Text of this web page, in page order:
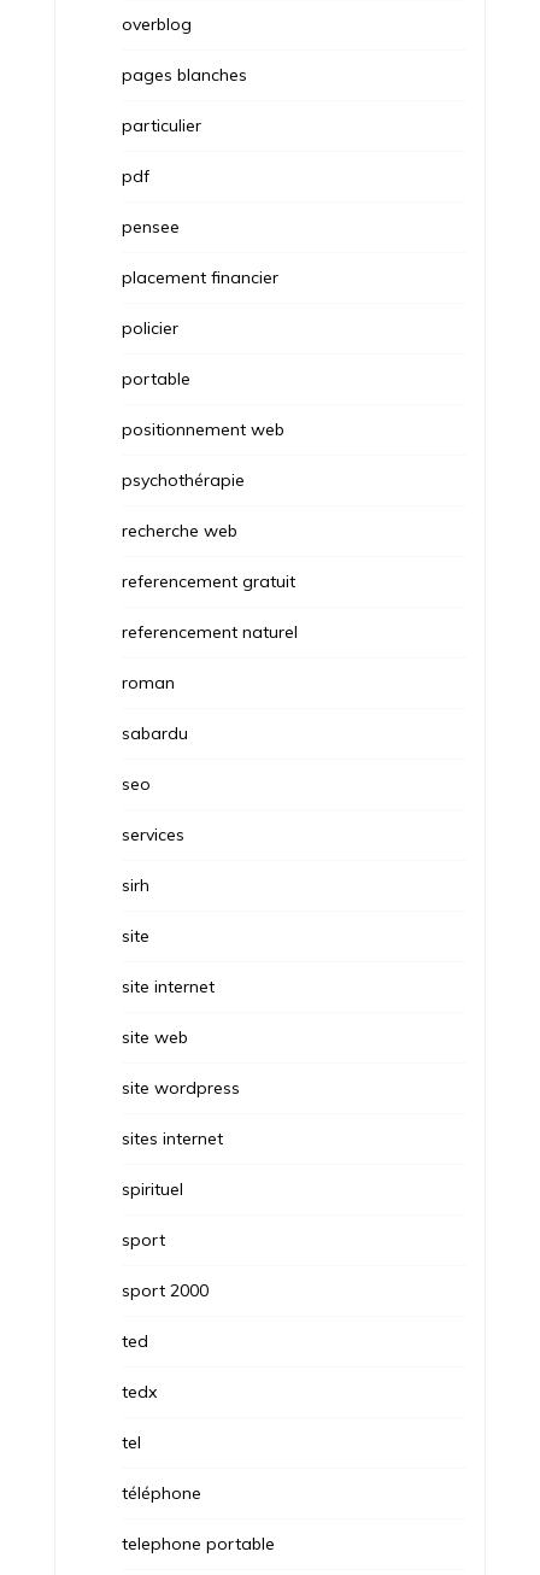
overblog
pages blanches
particulier
pdf
pensee
placement financier
policier
portable
positionnement web
psychothérapie
recherche web
referencement gratuit
referencement naturel
roman
sabardu
seo
services
sirh
site
site internet
site web
site wordpress
sites internet
spirituel
sport
sport 2000
ted
tedx
tel
téléphone
telephone portable